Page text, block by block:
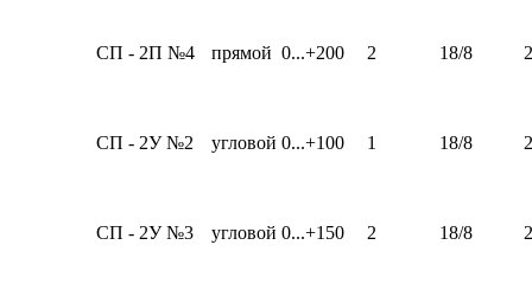
СП - 2П №4 прямой 0...+200 2 18/8
СП - 2У №2 угловой 0...+100 1 18/8
СП - 2У №3 угловой 0...+150 2 18/8